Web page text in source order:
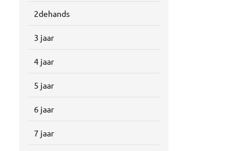
2dehands
3 jaar
4 jaar
5 jaar
6 jaar
7 jaar